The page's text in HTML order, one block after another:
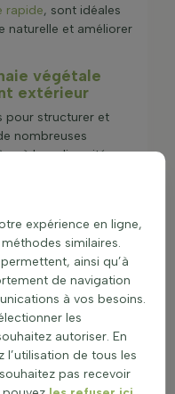
rapide, sont idéales
naturelle et améliorer
végétale
extérieur
pour structurer et
nombreuses
à leur diversité.
créer une
une touche
espaces.
en blocs pour
entre voisins,
comme barrière
masquer des
un écran de
expérience en ligne,
similaires.
ainsi qu’à
de navigation
à vos besoins.
les
autoriser. En
l’utilisation de tous les
pas recevoir